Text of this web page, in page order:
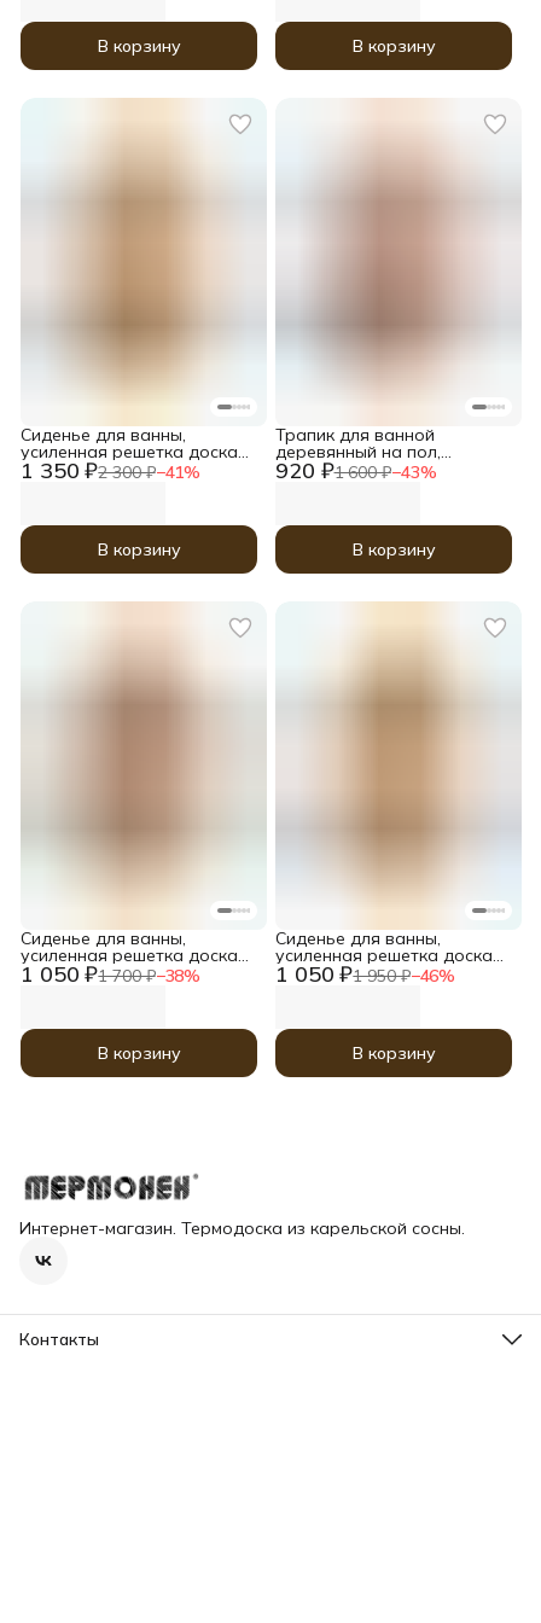
В корзину В корзину
1 350 ₽2 300 ₽−41%
Сиденье для ванны,
усиленная решетка доска
на ванну деревянная
Термососна 39х79 см, Кемь
В корзину
920 ₽1 600 ₽−43%
Трапик для ванной
деревянный на пол,
решетка напольная, 29,5х70
см
В корзину
1 050 ₽1 700 ₽−38%
Сиденье для ванны,
усиленная решетка доска
на ванну деревянная
Термососна 70х30 см, Шуя
В корзину
1 050 ₽1 950 ₽−46%
Сиденье для ванны,
усиленная решетка доска
на ванну деревянная
Термососна 70х30 см, Охта
В корзину
Интернет-магазин. Термодоска из карельской сосны.
Контакты